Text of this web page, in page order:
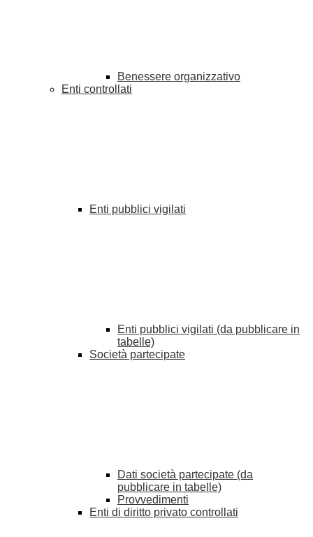
Benessere organizzativo
Enti controllati
Enti pubblici vigilati
Enti pubblici vigilati (da pubblicare in
tabelle)
Società partecipate
Dati società partecipate (da
pubblicare in tabelle)
Provvedimenti
Enti di diritto privato controllati